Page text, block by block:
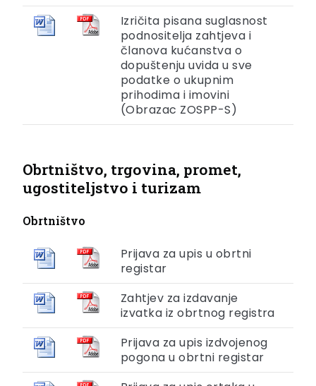
Izričita pisana suglasnost
podnositelja zahtjeva i
članova kućanstva o
dopuštenju uvida u sve
podatke o ukupnim
prihodima i imovini
(Obrazac ZOSPP-S)
Obrtništvo, trgovina, promet,
ugostiteljstvo i turizam
Obrtništvo
Prijava za upis u obrtni
registar
Zahtjev za izdavanje
izvatka iz obrtnog registra
Prijava za upis izdvojenog
pogona u obrtni registar